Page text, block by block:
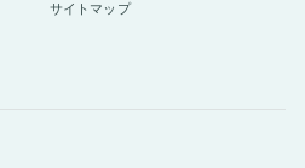
サイトマップ